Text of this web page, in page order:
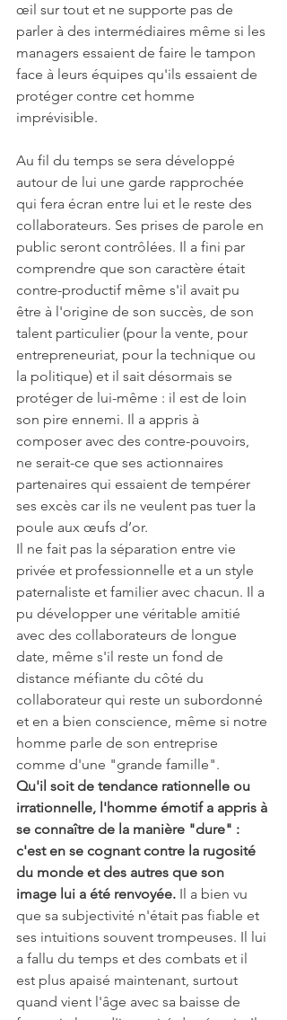
œil sur tout et ne supporte pas de
parler à des intermédiaires même si les
managers essaient de faire le tampon
face à leurs équipes qu'ils essaient de
protéger contre cet homme
imprévisible.
Au fil du temps se sera développé
autour de lui une garde rapprochée
qui fera écran entre lui et le reste des
collaborateurs. Ses prises de parole en
public seront contrôlées. Il a fini par
comprendre que son caractère était
contre-productif même s'il avait pu
être à l'origine de son succès, de son
talent particulier (pour la vente, pour
entrepreneuriat, pour la technique ou
la politique) et il sait désormais se
protéger de lui-même : il est de loin
son pire ennemi. Il a appris à
composer avec des contre-pouvoirs,
ne serait-ce que ses actionnaires
partenaires qui essaient de tempérer
ses excès car ils ne veulent pas tuer la
poule aux œufs d’or.
Il ne fait pas la séparation entre vie
privée et professionnelle et a un style
paternaliste et familier avec chacun. Il a
pu développer une véritable amitié
avec des collaborateurs de longue
date, même s'il reste un fond de
distance méfiante du côté du
collaborateur qui reste un subordonné
et en a bien conscience, même si notre
homme parle de son entreprise
comme d'une "grande famille".
Qu'il soit de tendance rationnelle ou
irrationnelle, l'homme émotif a appris à
se connaître de la manière "dure" :
c'est en se cognant contre la rugosité
du monde et des autres que son
image lui a été renvoyée. Il a bien vu
que sa subjectivité n'était pas fiable et
ses intuitions souvent trompeuses. Il lui
a fallu du temps et des combats et il
est plus apaisé maintenant, surtout
quand vient l'âge avec sa baisse de